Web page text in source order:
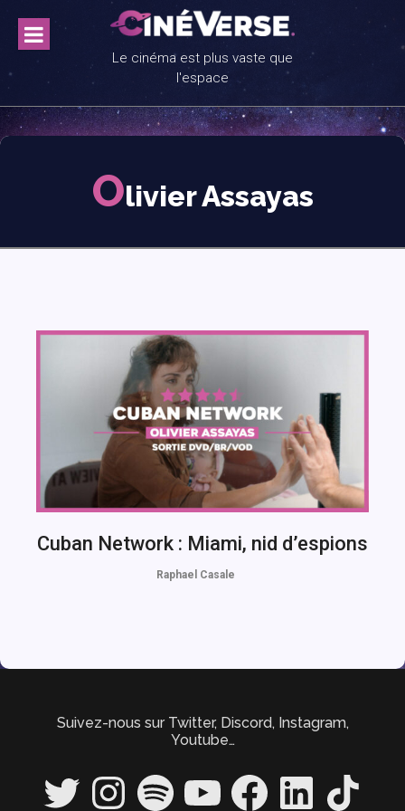
content
Le cinéma est plus vaste que
l'espace
Olivier Assayas
Cuban Network : Miami, nid d’espions
Raphael Casale
Suivez-nous sur Twitter, Discord, Instagram,
Youtube…
Twitter InstagramSpotify YouTube FacebookLinkedIn TikTok